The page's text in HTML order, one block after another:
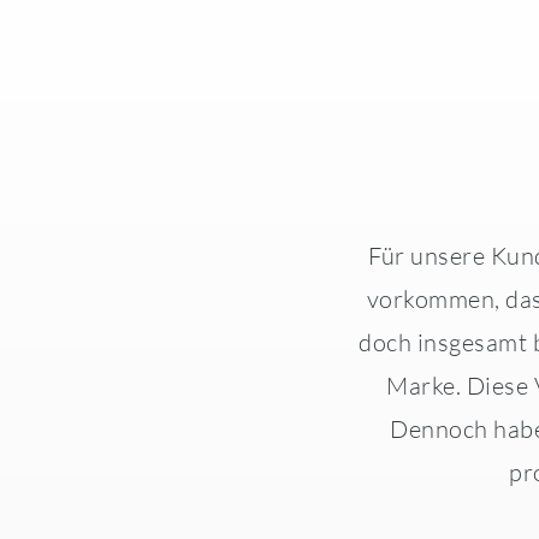
Für unsere
vorkommen,
doch insgesamt
Marke. Diese
Dennoch